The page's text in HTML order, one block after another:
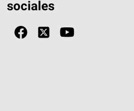
sociales